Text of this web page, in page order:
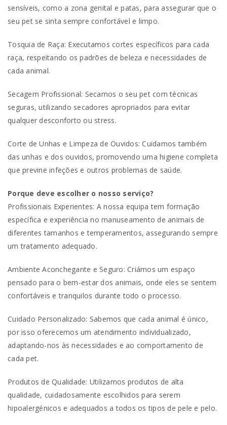
sensíveis, como a zona genital e patas, para assegurar que o
seu pet se sinta sempre confortável e limpo.
Tosquia de Raça: Executamos cortes específicos para cada
raça, respeitando os padrões de beleza e necessidades de
cada animal.
Secagem Profissional: Secamos o seu pet com técnicas
seguras, utilizando secadores apropriados para evitar
qualquer desconforto ou stress.
Corte de Unhas e Limpeza de Ouvidos: Cuidamos também
das unhas e dos ouvidos, promovendo uma higiene completa
que previne infeções e outros problemas de saúde.
Porque deve escolher o nosso serviço?
Profissionais Experientes: A nossa equipa tem formação
específica e experiência no manuseamento de animais de
diferentes tamanhos e temperamentos, assegurando sempre
um tratamento adequado.
Ambiente Aconchegante e Seguro: Criámos um espaço
pensado para o bem-estar dos animais, onde eles se sentem
confortáveis e tranquilos durante todo o processo.
Cuidado Personalizado: Sabemos que cada animal é único,
por isso oferecemos um atendimento individualizado,
adaptando-nos às necessidades e ao comportamento de
cada pet.
Produtos de Qualidade: Utilizamos produtos de alta
qualidade, cuidadosamente escolhidos para serem
hipoalergénicos e adequados a todos os tipos de pele e pelo.